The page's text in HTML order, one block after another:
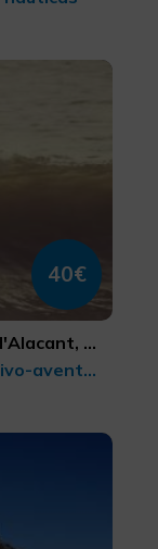
40€
ALICANTE
Turismo deportivo, Turismo activo-aventura